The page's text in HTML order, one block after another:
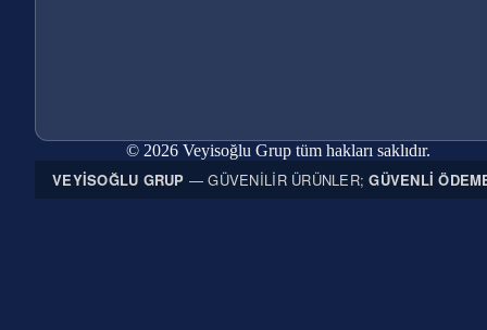
© 2026 Veyisoğlu Grup tüm hakları saklıdır.
VEYISOĞLU GRUP — GÜVENILIR ÜRÜNLER;GÜVENLI